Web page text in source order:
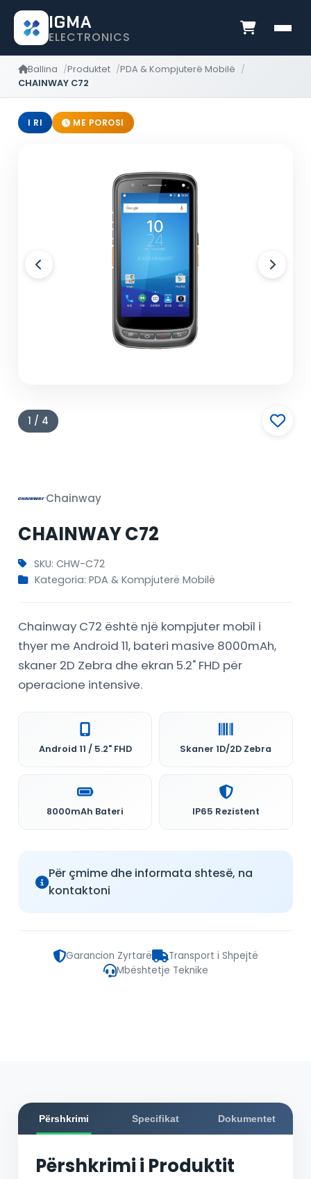
IGMA
ELECTRONICS
Ballina Produktet
PDA & Kompjuterë Mobilë
CHAINWAY C72
I RI ME POROSI
1 / 4
Chainway
CHAINWAY C72
SKU: CHW-C72
Kategoria: PDA & Kompjuterë Mobilë
Chainway C72 është një kompjuter mobil i
thyer me Android 11, bateri masive 8000mAh,
skaner 2D Zebra dhe ekran 5.2" FHD për
operacione intensive.
Android 11 / 5.2" FHD Skaner 1D/2D Zebra
8000mAh Bateri IP65 Rezistent
Për çmime dhe informata shtesë, na
kontaktoni
Garancion Zyrtarë
Transport i Shpejtë
Mbështetje Teknike
Përshkrimi Specifikat Dokumentet
Përshkrimi i Produktit